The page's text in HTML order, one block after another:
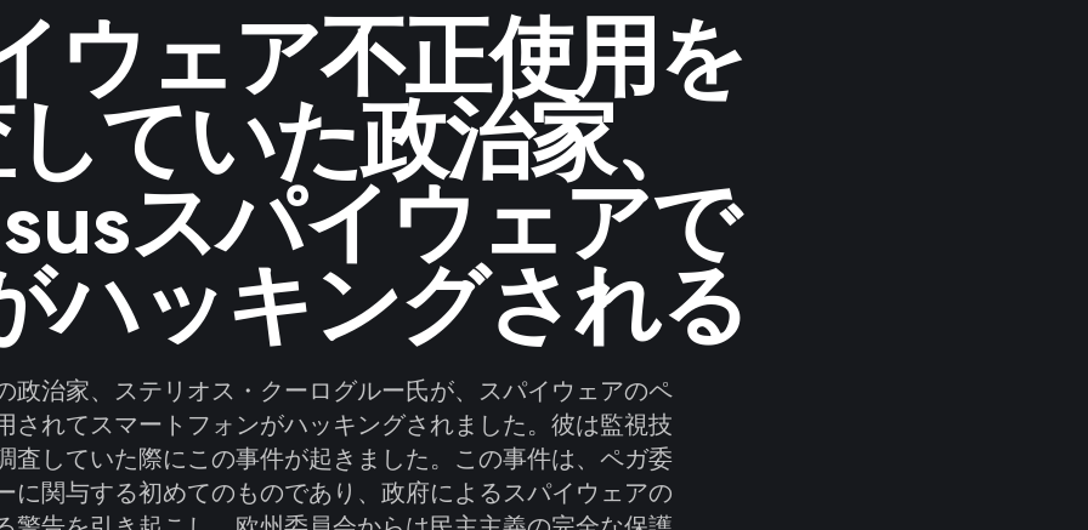
ウェア不正使用を
ていた政治家、
スパイウェアで
ハッキングされる
政治家、ステリオス・クーログルー氏が、スパイウェアのペ
されてスマートフォンがハッキングされました。彼は監視技
査していた際にこの事件が起きました。この事件は、ペガ委
に関与する初めてのものであり、政府によるスパイウェアの